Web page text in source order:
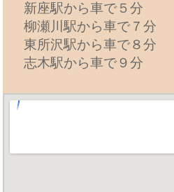
新座駅から車で５分
柳瀬川駅から車で７分
東所沢駅から車で８分
志木駅から車で９分